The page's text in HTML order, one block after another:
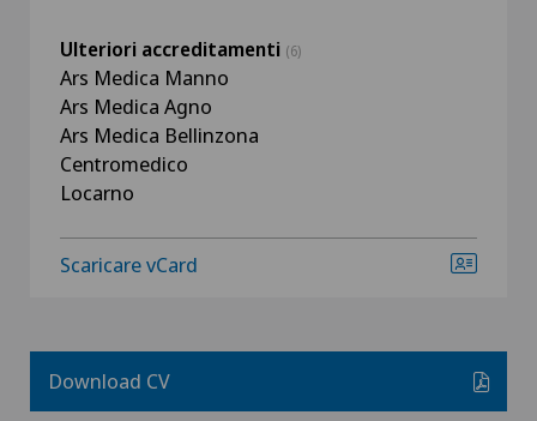
Ulteriori accreditamenti (6)
Ars Medica Manno
Ars Medica Agno
Ars Medica Bellinzona
Centromedico
Locarno
Scaricare vCard
Download CV